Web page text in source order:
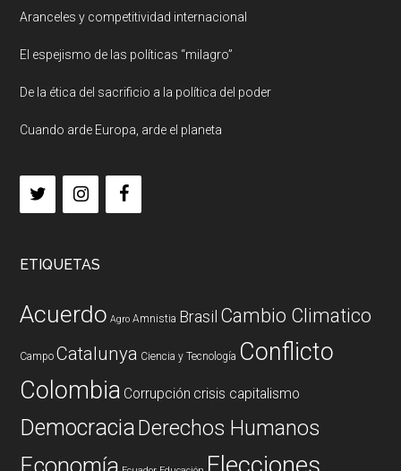
Aranceles y competitividad internacional
El espejismo de las políticas “milagro”
De la ética del sacrificio a la política del poder
Cuando arde Europa, arde el planeta
ETIQUETAS
Acuerdo Agro Amnistia Brasil Cambio Climatico
Campo Catalunya Ciencia y Tecnología Conflicto
Colombia Corrupción crisis capitalismo
DemocraciaDerechos Humanos
Economía